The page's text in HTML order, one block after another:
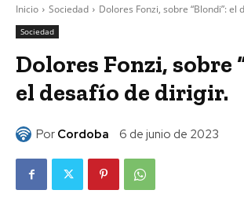
Inicio Sociedad Dolores Fonzi, sobre “Blondi”: el
Sociedad
Dolores Fonzi, sobre
el desafío de dirigir.
Por Cordoba 6 de junio de 2023